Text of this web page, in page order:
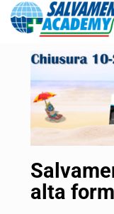
alta